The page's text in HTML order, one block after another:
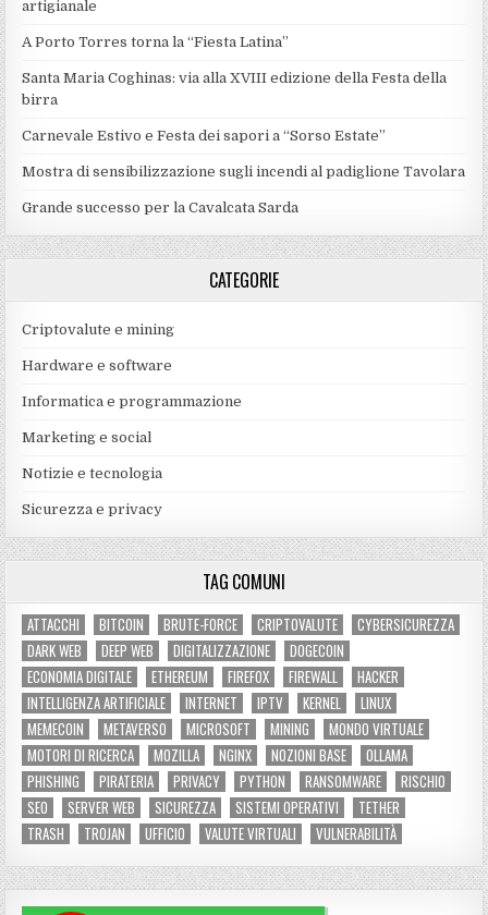
artigianale
A Porto Torres torna la “Fiesta Latina”
Santa Maria Coghinas: via alla XVIII edizione della Festa della
birra
Carnevale Estivo e Festa dei sapori a “Sorso Estate”
Mostra di sensibilizzazione sugli incendi al padiglione Tavolara
Grande successo per la Cavalcata Sarda
CATEGORIE
Criptovalute e mining
Hardware e software
Informatica e programmazione
Marketing e social
Notizie e tecnologia
Sicurezza e privacy
TAG COMUNI
ATTACCHI BITCOIN BRUTE-FORCE CRIPTOVALUTE
CYBERSICUREZZA
DARK WEB
DEEP WEB DIGITALIZZAZIONE
DOGECOIN
ECONOMIA DIGITALE
ETHEREUM FIREFOX FIREWALL
HACKER
INTELLIGENZA ARTIFICIALE
INTERNET IPTV KERNEL
LINUX
MEMECOIN
METAVERSO MICROSOFT MINING
MONDO VIRTUALE
MOTORI DI RICERCA
MOZILLA NGINX NOZIONI BASE
OLLAMA
PHISHING
PIRATERIA PRIVACY PYTHON RANSOMWARE
RISCHIO
SEO
SERVER WEB SICUREZZA SISTEMI OPERATIVI
TETHER
TRASH
TROJAN UFFICIO VALUTE VIRTUALI VULNERABILITÀ